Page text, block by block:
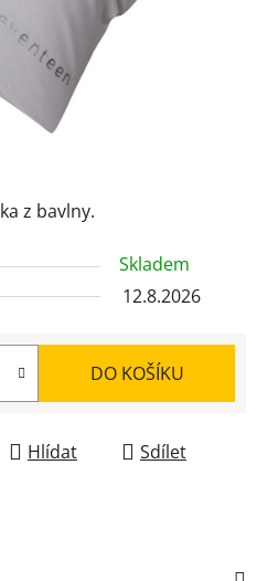
z bavlny.
Skladem
12.8.2026
DO KOŠÍKU
Hlídat Sdílet